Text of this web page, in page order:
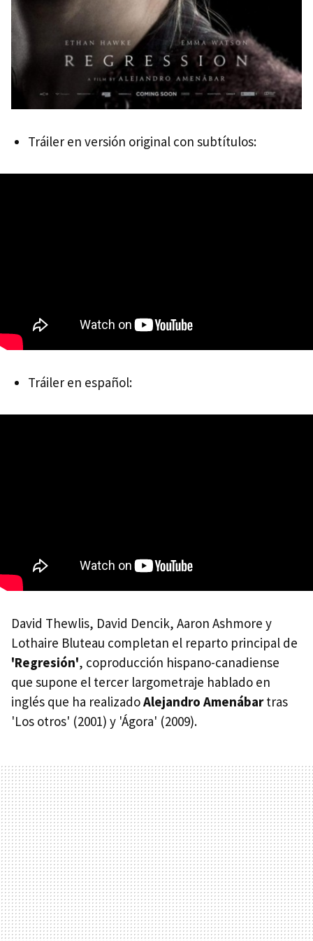
Tráiler en versión original con subtítulos:
Tráiler en español:
David Thewlis, David Dencik, Aaron Ashmore y
Lothaire Bluteau completan el reparto principal de
'Regresión', coproducción hispano-canadiense
que supone el tercer largometraje hablado en
inglés que ha realizadoAlejandro Amenábartras
'Los otros' (2001) y 'Ágora' (2009).